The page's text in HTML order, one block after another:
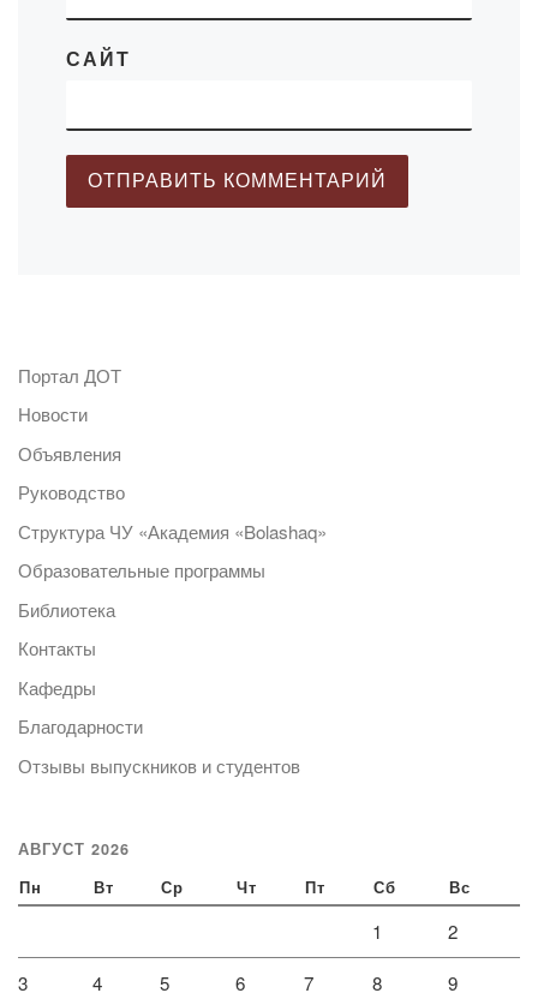
САЙТ
Портал ДОТ
Новости
Объявления
Руководство
Структура ЧУ «Академия «Bolashaq»
Образовательные программы
Библиотека
Контакты
Кафедры
Благодарности
Отзывы выпускников и студентов
АВГУСТ 2026
Пн Вт Ср Чт Пт Сб Вс
1 2
3 4 5 6 7 8 9